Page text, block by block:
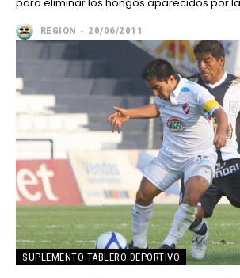
REGION - 20/06/2011
SUPLEMENTO TABLERO DEPORTIVO